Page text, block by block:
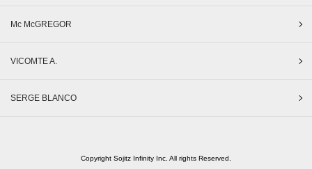
Mc McGREGOR
VICOMTE A.
SERGE BLANCO
Copyright Sojitz Infinity Inc. All rights Reserved.